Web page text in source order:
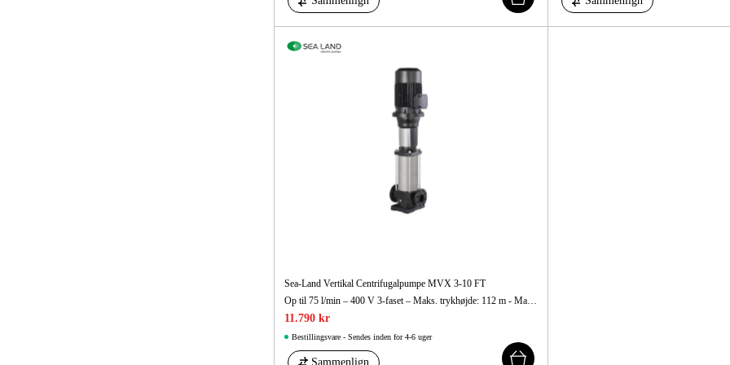
Sea-Land Vertikal Centrifugalpumpe MVX 3-10 FT
Op til 75 l/min – 400 V 3-faset – Maks. trykhøjde: 112 m - Maks. sugehøjde: 7 m
11.790 kr
Bestillingsvare - Sendes inden for 4-6 uger
Sammenlign